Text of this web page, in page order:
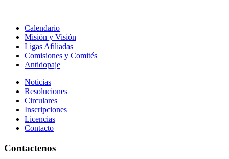
Calendario
Misión y Visión
Ligas Afiliadas
Comisiones y Comités
Antidopaje
Noticias
Resoluciones
Circulares
Inscripciones
Licencias
Contacto
Contactenos